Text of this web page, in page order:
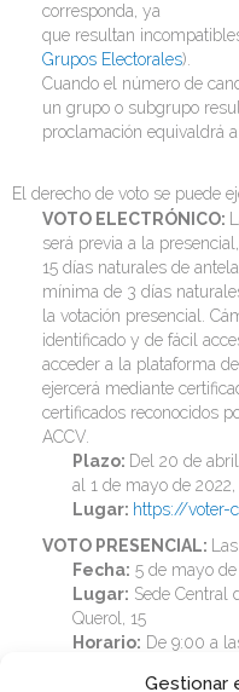
Gestionar
corresponda, ya
que resultan
Grupos Electorales).
Cuando el número de
un grupo o subgrupo
proclamación equivaldrá
El derecho de voto se puede
VOTO ELECTRÓNICO:
será previa a la
15 días naturales de
mínima de 3 días
la votación presencial.
identificado y de fácil
acceder a la plataforma
ejercerá mediante
certificados reconocidos
ACCV.
Plazo: Del 20 de
al 1 de mayo de
Lugar: https://voter-
VOTO PRESENCIAL:
Fecha: 5 de mayo de
Lugar: Sede Central
Querol, 15
Horario: De 9:00 a